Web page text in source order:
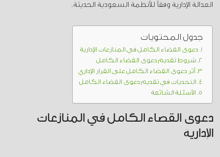
العدالة الإدارية وفقاً للأنظمة السعودية الحديثة.
جدول المحتويات
دعوى القضاء الكامل في المنازعات الإدارية
شروط تقديم دعوى القضاء الكامل
أثر دعوى القضاء الكامل على القرار الإداري
التحديات في تقديم دعوى القضاء الكامل
الأسئلة الشائعة
دعوى القضاء الكامل في المنازعات
الإدارية